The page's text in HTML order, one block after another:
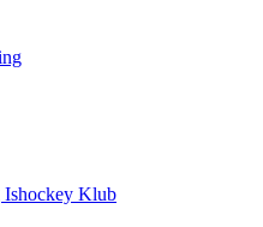
Ishockey Klub